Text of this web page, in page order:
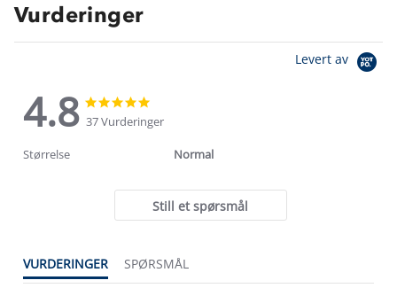
Vurderinger
Levert av
4.8
4.8
star
rating
star
rating
37 Vurderinger
Størrelse Normal
Still et spørsmål
VURDERINGER SPØRSMÅL